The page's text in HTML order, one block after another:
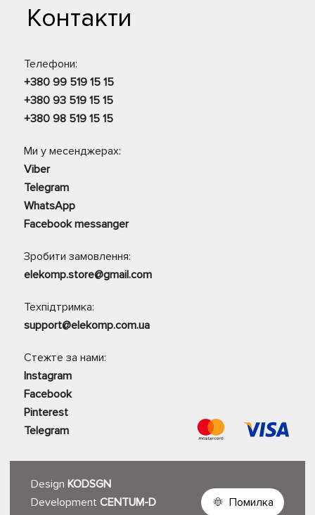
Контакти
Телефони:
+380 99 519 15 15
+380 93 519 15 15
+380 98 519 15 15
Ми у месенджерах:
Viber
Telegram
WhatsApp
Facebook messanger
Зробити замовлення:
elekomp.store@gmail.com
Техпідтримка:
support@elekomp.com.ua
Стежте за нами:
Instagram
Facebook
Pinterest
Telegram
Design KODSGN
Development CENTUM-D
Помилка